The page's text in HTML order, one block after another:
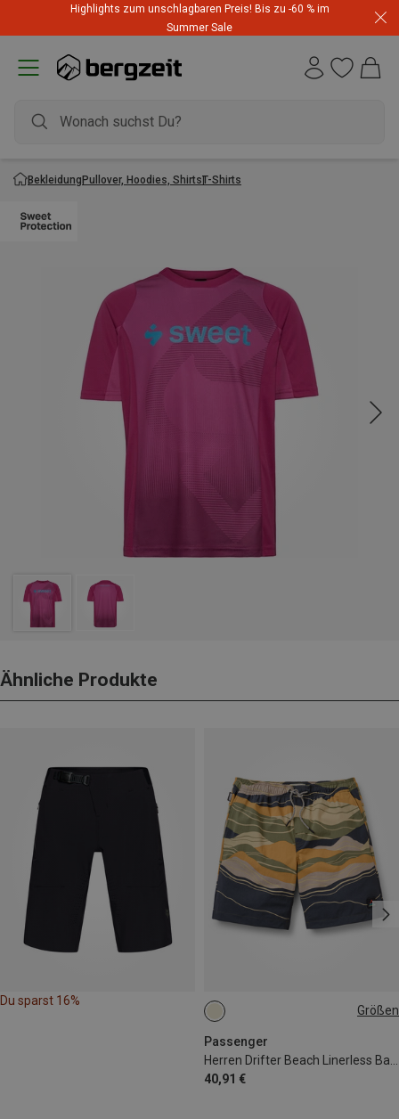
Highlights zum unschlagbaren Preis! Bis zu -60 % im
Summer Sale
BekleidungPullover, Hoodies, ShirtsT-Shirts
Ähnliche Produkte
Du sparst 16%
Größen
Passenger
40,91 €
S